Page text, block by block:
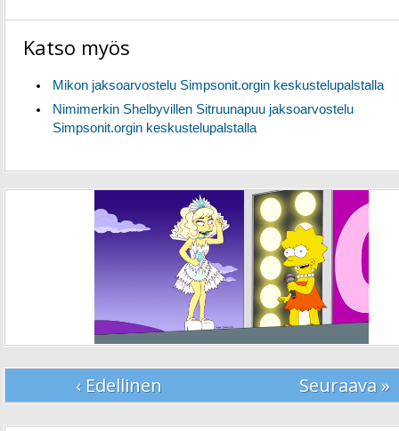
Katso myös
Mikon jaksoarvostelu Simpsonit.orgin keskustelupalstalla
Nimimerkin Shelbyvillen Sitruunapuu jaksoarvostelu
Simpsonit.orgin keskustelupalstalla
‹ Edellinen Seuraava »